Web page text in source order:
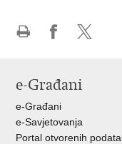
Facebooku
X-
e-Građani
e-Građani
e-Savjetovanja
Portal otvorenih